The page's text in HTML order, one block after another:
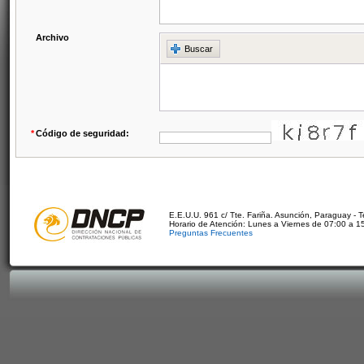
Archivo
Buscar
*Código de seguridad:
E.E.U.U. 961 c/ Tte. Fariña. Asunción, Paraguay -
Horario de Atención: Lunes a Viernes de 07:00 a
Preguntas Frecuentes